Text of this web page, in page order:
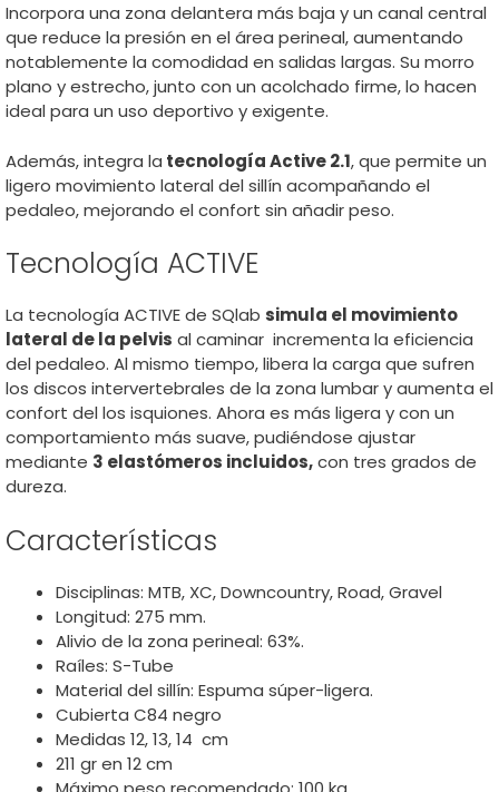
Incorpora una zona delantera más baja y un canal central
que reduce la presión en el área perineal, aumentando
notablemente la comodidad en salidas largas. Su morro
plano y estrecho, junto con un acolchado firme, lo hacen
ideal para un uso deportivo y exigente.
Además, integra la tecnología Active 2.1, que permite un
ligero movimiento lateral del sillín acompañando el
pedaleo, mejorando el confort sin añadir peso.
Tecnología ACTIVE
La tecnología ACTIVE de SQlab simula el movimiento
lateral de la pelvis al caminar incrementa la eficiencia
del pedaleo. Al mismo tiempo, libera la carga que sufren
los discos intervertebrales de la zona lumbar y aumenta el
confort del los isquiones. Ahora es más ligera y con un
comportamiento más suave, pudiéndose ajustar
mediante 3 elastómeros incluidos,con tres grados de
dureza.
Características
Disciplinas: MTB, XC, Downcountry, Road, Gravel
Longitud: 275 mm.
Alivio de la zona perineal: 63%.
Raíles: S-Tube
Material del sillín: Espuma súper-ligera.
Cubierta C84 negro
Medidas 12, 13, 14 cm
211 gr en 12 cm